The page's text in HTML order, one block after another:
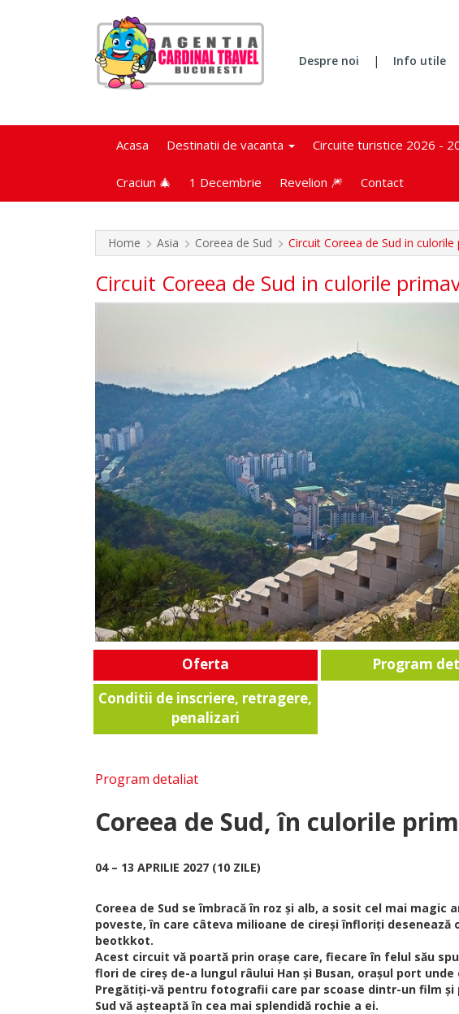
Despre noi | Info utile
Acasa Destinatii de vacanta Circuite turistice 2026 -
Craciun 🎄 1 Decembrie Revelion 🎆 Contact
Home Asia Coreea de Sud Circuit Coreea de Sud in culorile
Circuit Coreea de Sud in culorile
Oferta Program
Conditii de inscriere, retragere,
penalizari
Program detaliat
Coreea de Sud, în culorile
04 – 13 APRILIE 2027 (10 ZILE)
Coreea de Sud se îmbracă în roz și alb, a sosit cel mai
poveste, în care câteva milioane de cireși înfloriți
beotkkot.
Acest circuit vă poartă prin orașe care, fiecare în felul său
flori de cireș de-a lungul râului Han și Busan, orașul port
Pregătiți-vă pentru fotografii care par scoase dintr-un film și
Sud vă așteaptă în cea mai splendidă rochie a ei.